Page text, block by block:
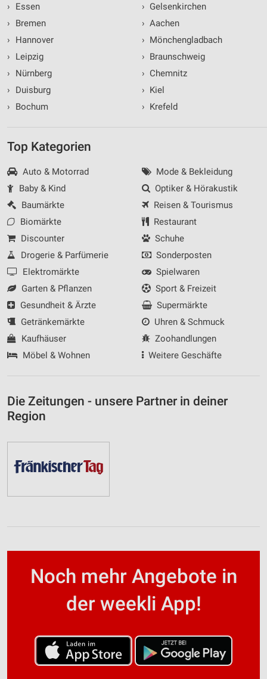
›
Essen
›
Bremen
›
Hannover
›
Leipzig
›
Nürnberg
›
Duisburg
›
Bochum
› Gelsenkirchen
› Aachen
› Mönchengladbach
› Braunschweig
› Chemnitz
› Kiel
› Krefeld
Top Kategorien
Auto & Motorrad
Baby & Kind
Baumärkte
Biomärkte
Discounter
Drogerie & Parfümerie
Elektromärkte
Garten & Pflanzen
Gesundheit & Ärzte
Getränkemärkte
Kaufhäuser
Möbel & Wohnen
Mode & Bekleidung
Optiker & Hörakustik
Reisen & Tourismus
Restaurant
Schuhe
Sonderposten
Spielwaren
Sport & Freizeit
Supermärkte
Uhren & Schmuck
Zoohandlungen
Weitere Geschäfte
Die Zeitungen - unsere Partner in deiner
Region
Noch mehr Angebote in
der weekli App!